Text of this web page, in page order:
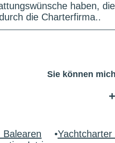
haben,
die Charterfirma..
Sie können
•Yachtcharter